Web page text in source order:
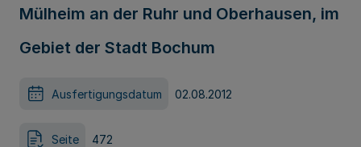
Mülheim an der Ruhr und Oberhausen, im
Gebiet der Stadt Bochum
Ausfertigungsdatum 02.08.2012
Seite 472